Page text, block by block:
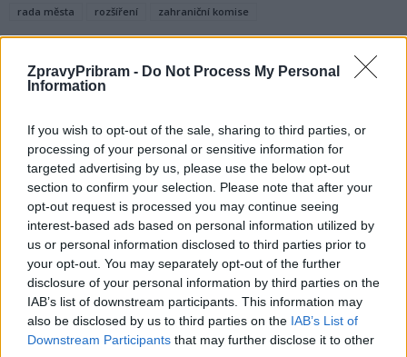
ZpravyPribram - Do Not Process My Personal
Information
If you wish to opt-out of the sale, sharing to third parties, or
processing of your personal or sensitive information for
targeted advertising by us, please use the below opt-out
section to confirm your selection. Please note that after your
opt-out request is processed you may continue seeing
interest-based ads based on personal information utilized by
us or personal information disclosed to third parties prior to
your opt-out. You may separately opt-out of the further
disclosure of your personal information by third parties on the
IAB’s list of downstream participants. This information may
also be disclosed by us to third parties on the IAB’s List of
Downstream Participants that may further disclose it to other
rada města
rozšíření zahraniční komise
Složky IZS zasahují u dvou
popálených osob v Březnici
Následující článek
Veřejnost diskutovala
s europoslancem Luďkem
Niedermayerem o EU
SOUVISEJÍCÍ ČLÁNKY